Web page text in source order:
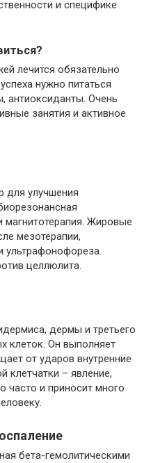
и специфике
лечится обязательно
нужно питаться
антиоксиданты. Очень
занятия и активное
для улучшения
магнитотерапия. Жировые
мезотерапии,
ультрафонофореза.
целлюлита.
дермы и третьего
клеток. Он выполняет
от ударов внутренние
клетчатки – явление,
часто и приносит много
бета-гемолитическими